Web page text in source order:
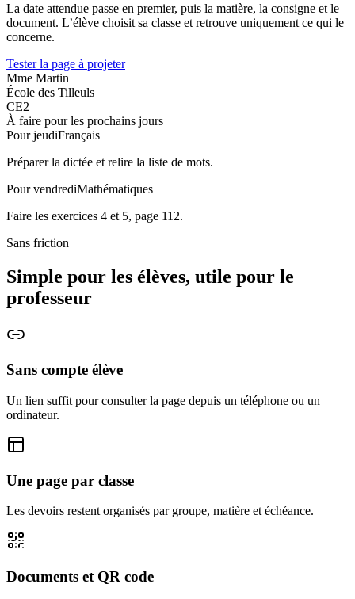
La date attendue passe en premier, puis la matière, la consigne et le
document. L’élève choisit sa classe et retrouve uniquement ce qui le
concerne.
Tester la page à projeter
Mme Martin
École des Tilleuls
CE2
À faire pour les prochains jours
Pour jeudiFrançais
Préparer la dictée et relire la liste de mots.
Pour vendrediMathématiques
Faire les exercices 4 et 5, page 112.
Sans friction
Simple pour les élèves, utile pour le
professeur
Sans compte élève
Un lien suffit pour consulter la page depuis un téléphone ou un
ordinateur.
Une page par classe
Les devoirs restent organisés par groupe, matière et échéance.
Documents et QR code